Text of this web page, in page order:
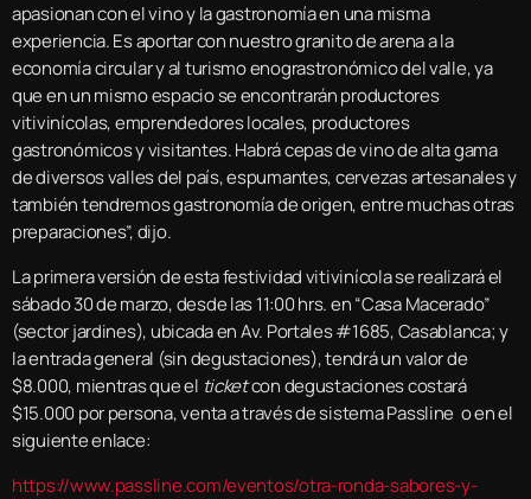
apasionan con el vino y la gastronomía en una misma
experiencia. Es aportar con nuestro granito de arena a la
economía circular y al turismo enograstronómico del valle, ya
que en un mismo espacio se encontrarán productores
vitivinícolas, emprendedores locales, productores
gastronómicos y visitantes. Habrá cepas de vino de alta gama
de diversos valles del país, espumantes, cervezas artesanales y
también tendremos gastronomía de origen, entre muchas otras
preparaciones”, dijo.
La primera versión de esta festividad vitivinícola se realizará el
sábado 30 de marzo, desde las 11:00 hrs. en “Casa Macerado”
(sector jardines), ubicada en Av. Portales #1685, Casablanca; y
la entrada general (sin degustaciones), tendrá un valor de
$8.000, mientras que el ticketcon degustaciones costará
$15.000 por persona, venta a través de sistema Passline o en el
siguiente enlace:
https://www.passline.com/eventos/otra-ronda-sabores-y-